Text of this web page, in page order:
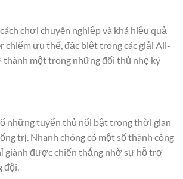
chơi chuyên nghiệp và khá hiệu quả
chiếm ưu thế, đặc biệt trong các giải All-
thành một trong những đối thủ nhẹ ký
những tuyển thủ nổi bật trong thời gian
trị. Nhanh chóng có một số thành công
giành được chiến thắng nhờ sự hỗ trợ
đội.